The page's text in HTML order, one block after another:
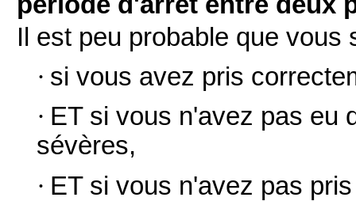
Il est peu probable que vous
· si vous avez pris
· ET si vous n'avez pas eu
sévères,
· ET si vous n'avez pas